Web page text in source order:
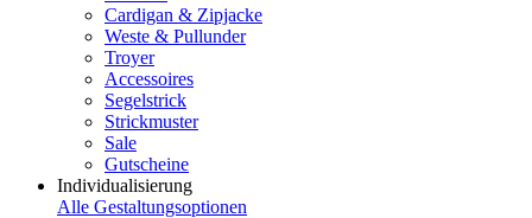
Cardigan & Zipjacke
Weste & Pullunder
Troyer
Accessoires
Segelstrick
Strickmuster
Sale
Gutscheine
Individualisierung
Alle Gestaltungsoptionen